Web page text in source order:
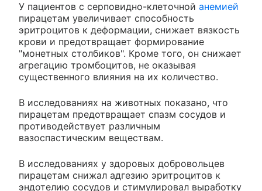
У пациентов с серповидно-клеточной анемией
пирацетам увеличивает способность
эритроцитов к деформации, снижает вязкость
крови и предотвращает формирование
"монетных столбиков". Кроме того, он снижает
агрегацию тромбоцитов, не оказывая
существенного влияния на их количество.
В исследованиях на животных показано, что
пирацетам предотвращает спазм сосудов и
противодействует различным
вазоспастическим веществам.
В исследованиях у здоровых добровольцев
пирацетам снижал адгезию эритроцитов к
эндотелию сосудов и стимулировал выработку